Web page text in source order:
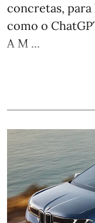
concretas, para
como o
A M ...